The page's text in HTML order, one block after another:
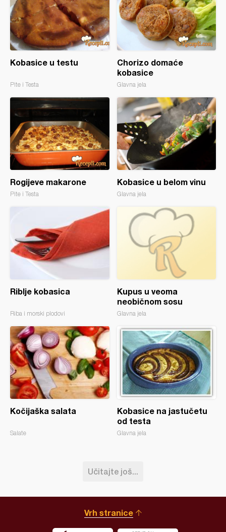
Kobasice u testu
Pite i Testa
Chorizo domaće
kobasice
Glavna jela
Rogijeve makarone
Pite i Testa
Kobasice u belom vinu
Glavna jela
Riblje kobasica
Riba i morski plodovi
Kupus u veoma
neobičnom sosu
Glavna jela
Kočijaška salata
Salate
Kobasice na jastučetu
od testa
Glavna jela
Učitajte još...
Vrh stranice